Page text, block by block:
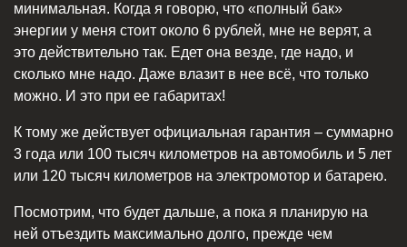
минимальная. Когда я говорю, что «полный бак»
энергии у меня стоит около 6 рублей, мне не верят, а
это действительно так. Едет она везде, где надо, и
сколько мне надо. Даже влазит в нее всё, что только
можно. И это при ее габаритах!
К тому же действует официальная гарантия – суммарно
3 года или 100 тысяч километров на автомобиль и 5 лет
или 120 тысяч километров на электромотор и батарею.
Посмотрим, что будет дальше, а пока я планирую на
ней отъездить максимально долго, прежде чем